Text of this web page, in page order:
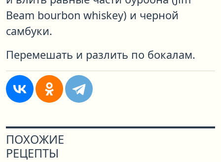
Beam bourbon whiskey) и черной
самбуки.
Перемешать и разлить по бокалам.
ПОХОЖИЕ
РЕЦЕПТЫ